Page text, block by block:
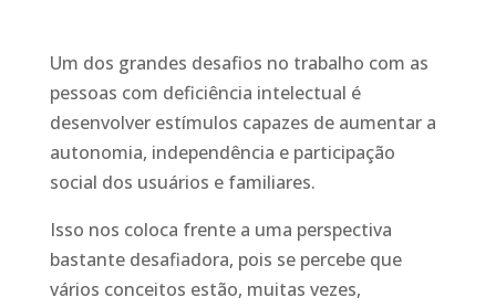
Um dos grandes desafios no trabalho com as
pessoas com deficiência intelectual é
desenvolver estímulos capazes de aumentar a
autonomia, independência e participação
social dos usuários e familiares.
Isso nos coloca frente a uma perspectiva
bastante desafiadora, pois se percebe que
vários conceitos estão, muitas vezes,